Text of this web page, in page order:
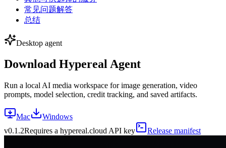
常见问题解答
总结
Desktop agent
Download Hypereal Agent
Run a local AI media workspace for image generation, video
prompts, model selection, credit tracking, and saved artifacts.
Mac
Windows
v0.1.2Requires a hypereal.cloud API key Release manifest